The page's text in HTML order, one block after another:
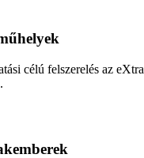
célú felszerelés az